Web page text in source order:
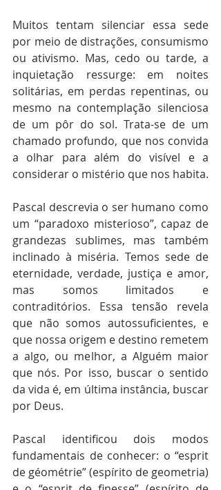
Muitos tentam silenciar essa sede
por meio de distrações, consumismo
ou ativismo. Mas, cedo ou tarde, a
inquietação ressurge: em noites
solitárias, em perdas repentinas, ou
mesmo na contemplação silenciosa
de um pôr do sol. Trata-se de um
chamado profundo, que nos convida
a olhar para além do visível e a
considerar o mistério que nos habita.
Pascal descrevia o ser humano como
um “paradoxo misterioso”, capaz de
grandezas sublimes, mas também
inclinado à miséria. Temos sede de
eternidade, verdade, justiça e amor,
mas somos limitados e
contraditórios. Essa tensão revela
que não somos autossuficientes, e
que nossa origem e destino remetem
a algo, ou melhor, a Alguém maior
que nós. Por isso, buscar o sentido
da vida é, em última instância, buscar
por Deus.
Pascal identificou dois modos
fundamentais de conhecer: o “esprit
de géométrie” (espírito de geometria)